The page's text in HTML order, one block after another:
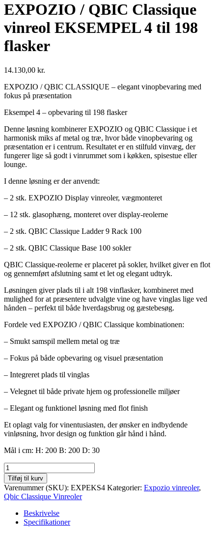
EXPOZIO / QBIC Classique
vinreol EKSEMPEL 4 til 198
flasker
14.130,00 kr.
EXPOZIO / QBIC CLASSIQUE – elegant vinopbevaring med
fokus på præsentation
Eksempel 4 – opbevaring til 198 flasker
Denne løsning kombinerer EXPOZIO og QBIC Classique i et
harmonisk miks af metal og træ, hvor både vinopbevaring og
præsentation er i centrum. Resultatet er en stilfuld vinvæg, der
fungerer lige så godt i vinrummet som i køkken, spisestue eller
lounge.
I denne løsning er der anvendt:
– 2 stk. EXPOZIO Display vinreoler, vægmonteret
– 12 stk. glasophæng, monteret over display-reolerne
– 2 stk. QBIC Classique Ladder 9 Rack 100
– 2 stk. QBIC Classique Base 100 sokler
QBIC Classique-reolerne er placeret på sokler, hvilket giver en flot
og gennemført afslutning samt et let og elegant udtryk.
Løsningen giver plads til i alt 198 vinflasker, kombineret med
mulighed for at præsentere udvalgte vine og have vinglas lige ved
hånden – perfekt til både hverdagsbrug og gæstebesøg.
Fordele ved EXPOZIO / QBIC Classique kombinationen:
– Smukt samspil mellem metal og træ
– Fokus på både opbevaring og visuel præsentation
– Integreret plads til vinglas
– Velegnet til både private hjem og professionelle miljøer
– Elegant og funktionel løsning med flot finish
Et oplagt valg for vinentusiasten, der ønsker en indbydende
vinløsning, hvor design og funktion går hånd i hånd.
Mål i cm: H: 200 B: 200 D: 30
EXPOZIO
/
QBIC
Classique
vinreol
EKSEMPEL
Tilføj til kurv
Varenummer (SKU): EXPEKS4 Kategorier: Expozio vinreoler,
Qbic Classique Vinreoler
Beskrivelse
Specifikationer